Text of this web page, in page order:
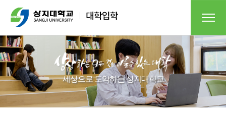
세상으로 도약하는 상지대학교​